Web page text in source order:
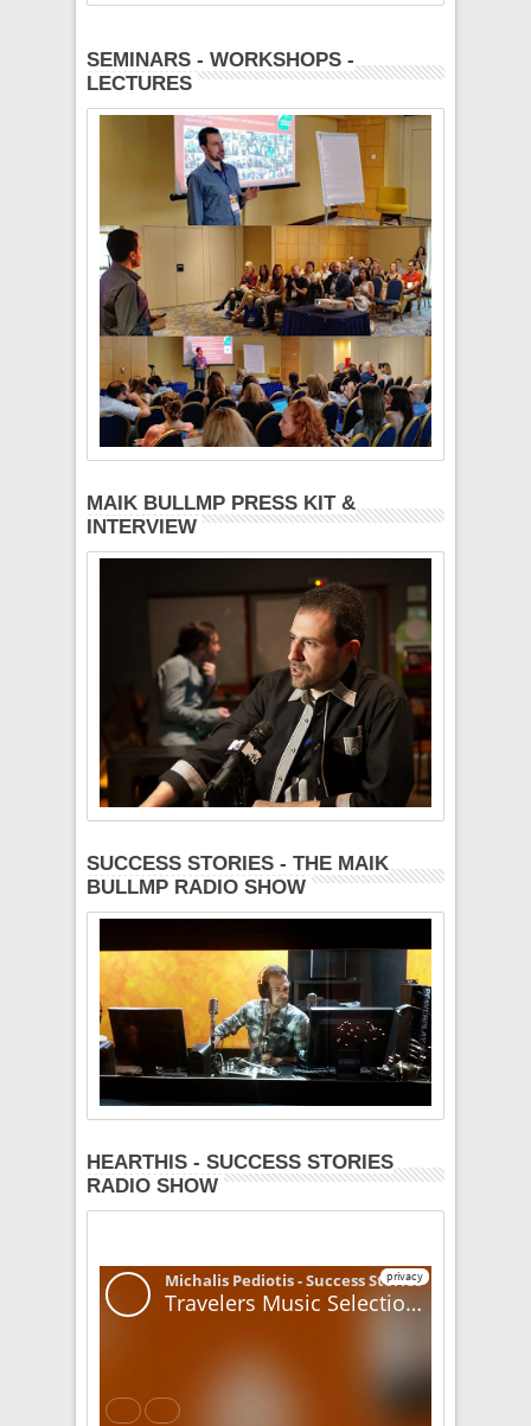
SEMINARS - WORKSHOPS -
LECTURES
MAIK BULLMP PRESS KIT &
INTERVIEW
SUCCESS STORIES - THE MAIK
BULLMP RADIO SHOW
HEARTHIS - SUCCESS STORIES
RADIO SHOW